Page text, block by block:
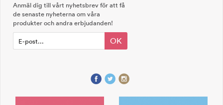
Anmäl dig till vårt nyhetsbrev för att få
de senaste nyheterna om våra
produkter och andra erbjudanden!
OK